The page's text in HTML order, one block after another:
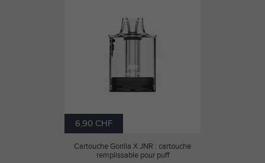
6,90 CHF
Cartouche Gorilla X JNR : cartouche
remplissable pour puff